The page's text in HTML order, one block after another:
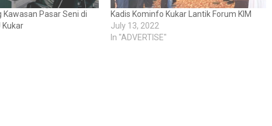
Kawasan Pasar Seni di
Kukar
Kadis Kominfo Kukar Lantik Forum KIM
July 13, 2022
In "ADVERTISE"